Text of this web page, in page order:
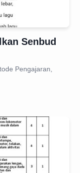
Senbud
Pengajaran,